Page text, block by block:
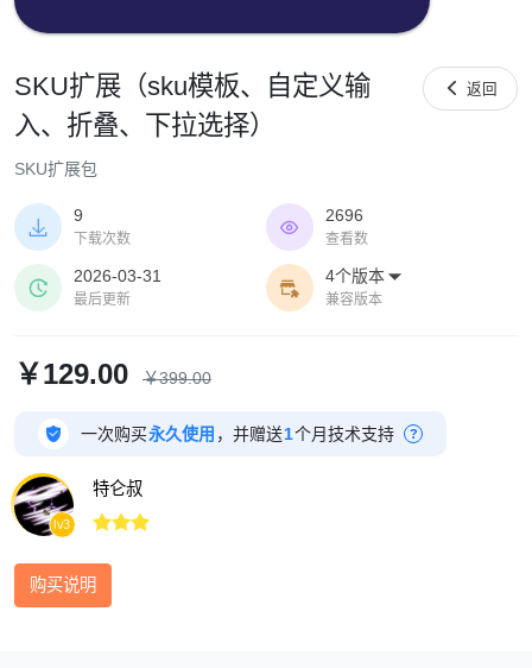
SKU扩展（sku模板、自定义输
入、折叠、下拉选择）
SKU扩展包
 返回

9
下载次数

2696
查看数

2026-03-31
最后更新

4个版本 
兼容版本
￥129.00 ￥399.00
 一次购买永久使用 ，并赠送1个月技术支持 ?
lv3
特仑叔

购买说明